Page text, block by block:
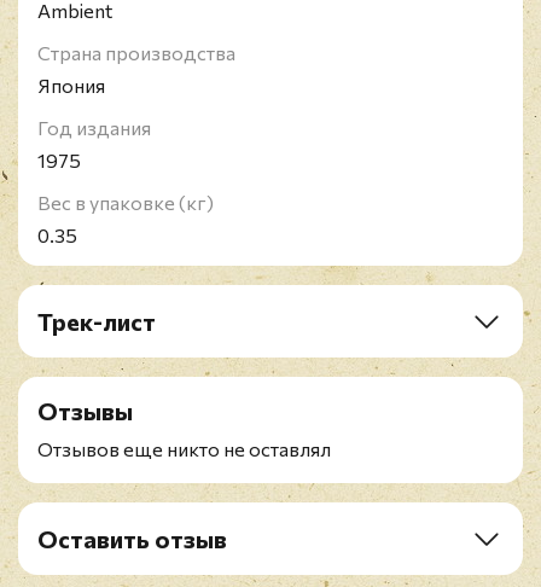
Ambient
Страна производства
Япония
Год издания
1975
Вес в упаковке (кг)
0.35
Трек-лист
A1. Phaedra
B1. Mysterious Semblance At The Strand Of
Nightmares
B2. Movements Of A Visionary
Отзывы
Отзывов еще никто не оставлял
Оставить отзыв